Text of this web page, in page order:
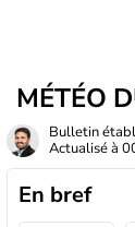
MÉTÉO
Bulletin
Actualisé à
En bref